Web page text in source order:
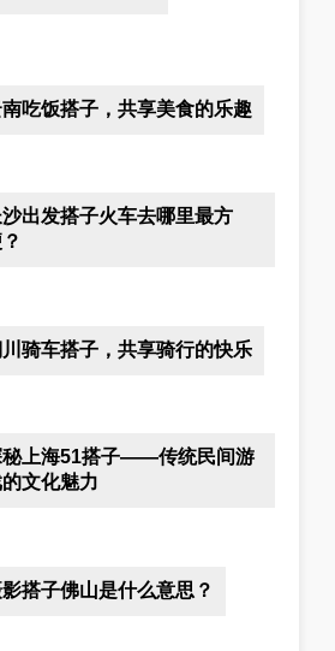
吃饭搭子，共享美食的乐趣
出发搭子火车去哪里最方
骑车搭子，共享骑行的快乐
秘上海51搭子——传统民间游
文化魅力
搭子佛山是什么意思？